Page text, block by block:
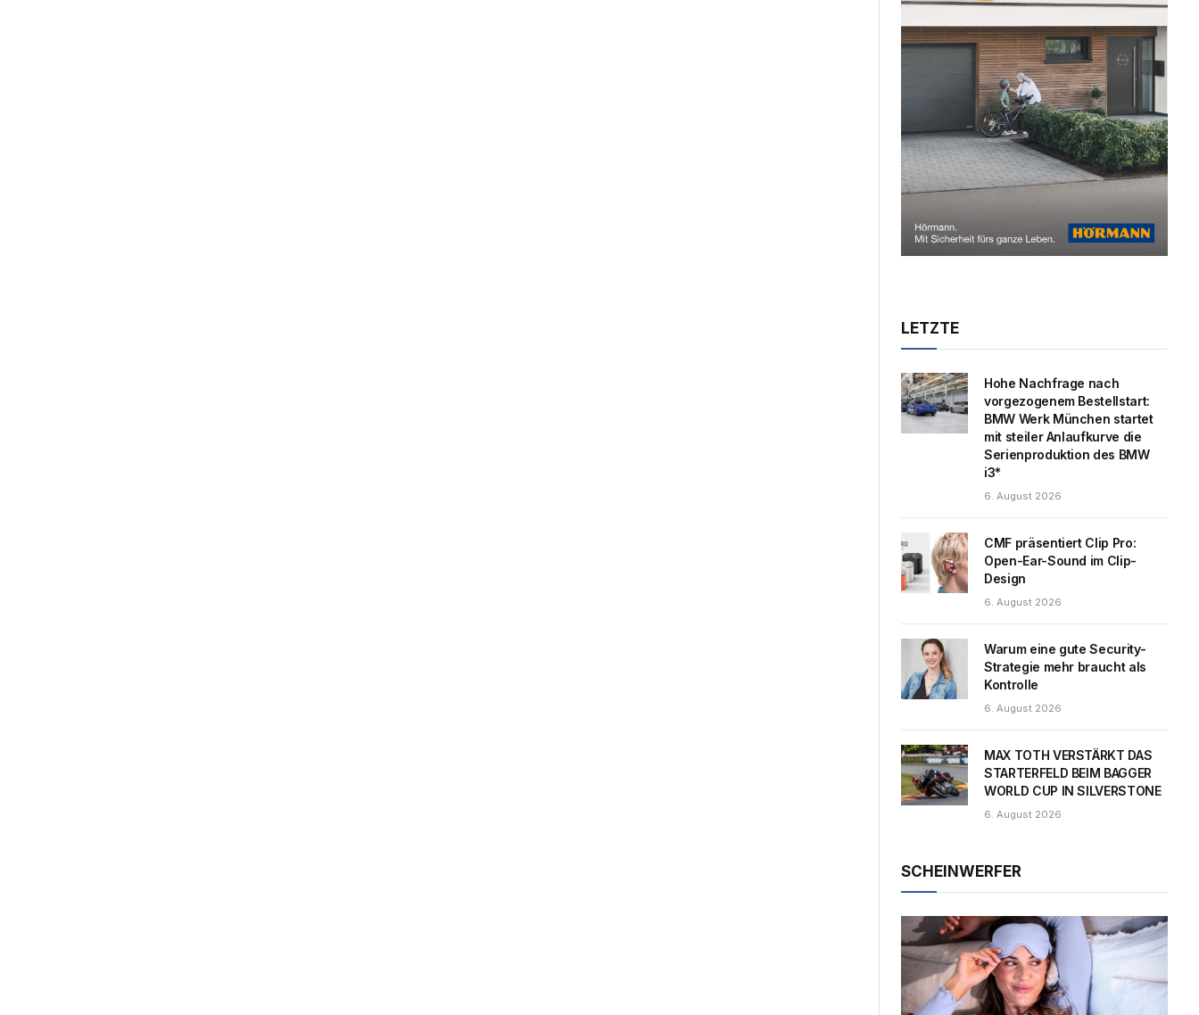
LETZTE
Hohe Nachfrage nach
vorgezogenem Bestellstart:
BMW Werk München startet
mit steiler Anlaufkurve die
Serienproduktion des BMW
i3*
6. August 2026
CMF präsentiert Clip Pro:
Open-Ear-Sound im Clip-
Design
6. August 2026
Warum eine gute Security-
Strategie mehr braucht als
Kontrolle
6. August 2026
MAX TOTH VERSTÄRKT DAS
STARTERFELD BEIM BAGGER
WORLD CUP IN SILVERSTONE
6. August 2026
SCHEINWERFER